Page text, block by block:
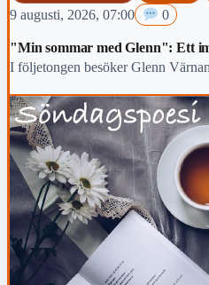
9 augusti, 2026, 07:00 0
"Min sommar med Glenn": Ett
I följetongen besöker Glenn